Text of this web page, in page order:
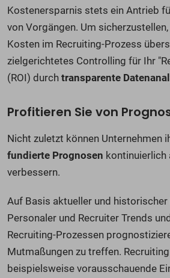
Kostenersparnis stets ein Antrieb
von Vorgängen. Um
Kosten im Recruiting-Prozess
zielgerichtetes Controlling für Ihr
(ROI) durch transparente
Profitieren Sie von
Nicht zuletzt können Unternehmen
fundierte Prognosen kontinuierlich
verbessern.
Auf Basis aktueller und historischer
Personaler und Recruiter Trends
Recruiting-Prozessen
Mutmaßungen zu treffen.
beispielsweise vorausschauende